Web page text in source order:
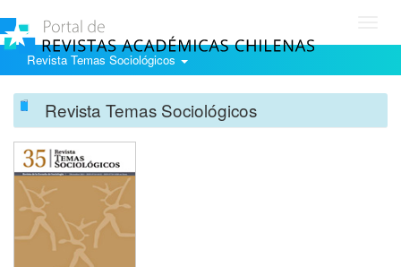
Revista Temas Sociológicos
Revista Temas Sociológicos